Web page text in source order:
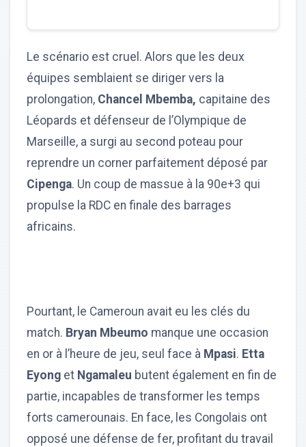
Le scénario est cruel. Alors que les deux
équipes semblaient se diriger vers la
prolongation, Chancel Mbemba, capitaine des
Léopards et défenseur de l’Olympique de
Marseille, a surgi au second poteau pour
reprendre un corner parfaitement déposé par
Cipenga. Un coup de massue à la 90e+3 qui
propulse la RDC en finale des barrages
africains.
Pourtant, le Cameroun avait eu les clés du
match. Bryan Mbeumo manque une occasion
en or à l’heure de jeu, seul face à Mpasi. Etta
Eyong et Ngamaleu butent également en fin de
partie, incapables de transformer les temps
forts camerounais. En face, les Congolais ont
opposé une défense de fer, profitant du travail